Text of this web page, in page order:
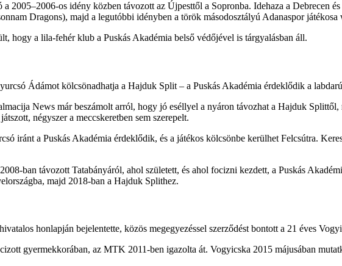
2005–2006-os idény közben távozott az Újpesttől a Sopronba. Idehaza a Debrecen
Dragons), majd a legutóbbi idényben a török másodosztályú Adanaspor játékosa
hogy a lila-fehér klub a Puskás Akadémia belső védőjével is tárgyalásban áll.
Ádámot kölcsönadhatja a Hajduk Split – a Puskás Akadémia érdeklődik a
News már beszámolt arról, hogy jó eséllyel a nyáron távozhat a Hajduk
négyszer a meccskeretben sem szerepelt.
iránt a Puskás Akadémia érdeklődik, és a játékos kölcsönbe kerülhet Felcsútra.
ban távozott Tatabányáról, ahol született, és ahol focizni kezdett, a Puskás
majd 2018-ban a Hajduk Splithez.
honlapján bejelentette, közös megegyezéssel szerződést bontott a 21 éves
gyermekkorában, az MTK 2011-ben igazolta át. Vogyicska 2015 májusában